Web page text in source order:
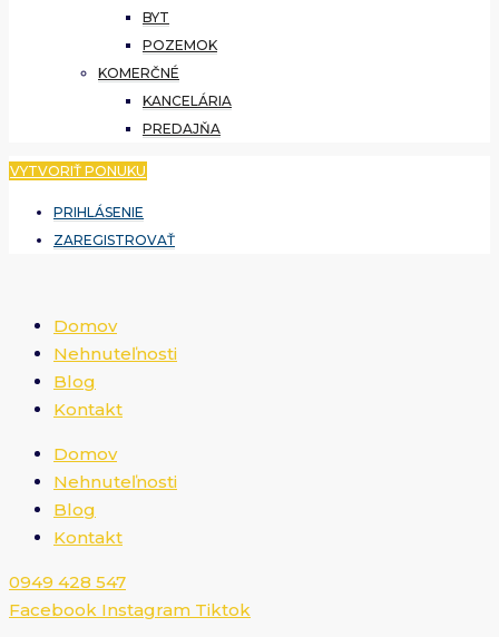
BYT
POZEMOK
KOMERČNÉ
KANCELÁRIA
PREDAJŇA
VYTVORIŤ PONUKU
PRIHLÁSENIE
ZAREGISTROVAŤ
Domov
Nehnuteľnosti
Blog
Kontakt
Domov
Nehnuteľnosti
Blog
Kontakt
0949 428 547​
Facebook Instagram Tiktok